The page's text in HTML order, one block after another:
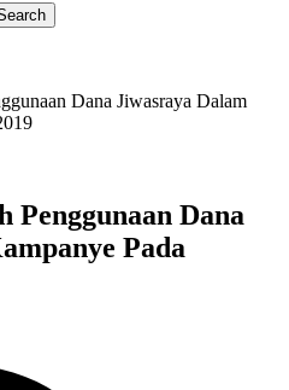
Dana Jiwasraya Dalam
Penggunaan Dana
Pada